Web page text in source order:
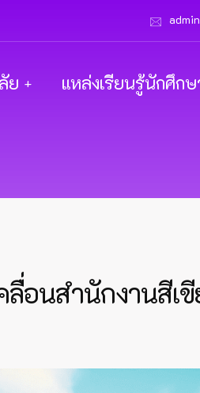
ย แหล่งเรียนรู้นักศึกษ
อนสำนักงานสีเขี